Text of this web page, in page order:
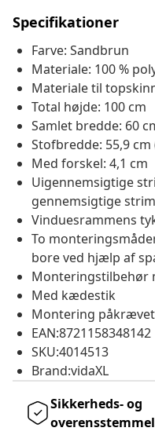
Specifikationer
Farve: Sandbrun
Materiale: 100 %
Materiale til
Total højde: 100 cm
Samlet bredde: 60
Stofbredde: 55,9
Med forskel: 4,1 cm
Uigennemsigtige
gennemsigtige
Vinduesrammens
To
bore ved hjælp af
Monteringstilbehør
Med kædestik
Montering
EAN:8721158348142
SKU:4014513
Brand:vidaXL
Sikkerheds- og